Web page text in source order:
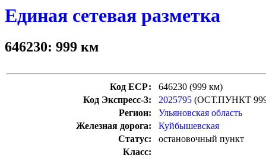
Единая сетевая разметка
646230: 999 км
Код ЕСР:
646230 (999 км)
Код Экспресс-3:
2025795 (ОСТ.ПУНКТ
Регион:
Ульяновская область
Железная дорога:
Куйбышевская
Статус:
остановочный пункт
Класс: